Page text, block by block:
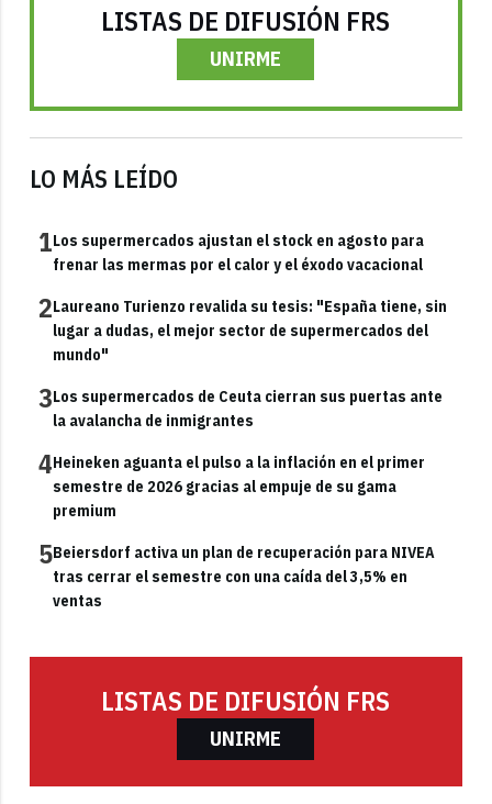
LISTAS DE DIFUSIÓN FRS
UNIRME
LO MÁS LEÍDO
1Los supermercados ajustan el stock en agosto para
frenar las mermas por el calor y el éxodo vacacional
2Laureano Turienzo revalida su tesis: "España tiene, sin
lugar a dudas, el mejor sector de supermercados del
mundo"
3Los supermercados de Ceuta cierran sus puertas ante
la avalancha de inmigrantes
4Heineken aguanta el pulso a la inflación en el primer
semestre de 2026 gracias al empuje de su gama
premium
5Beiersdorf activa un plan de recuperación para NIVEA
tras cerrar el semestre con una caída del 3,5% en
ventas
LISTAS DE DIFUSIÓN FRS
UNIRME